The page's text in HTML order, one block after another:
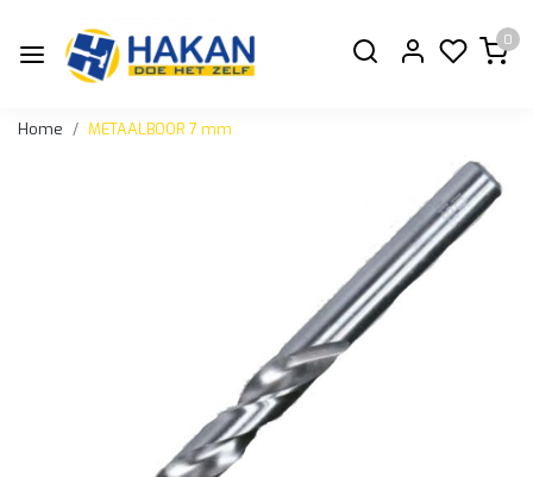
0
Home METAALBOOR 7 mm